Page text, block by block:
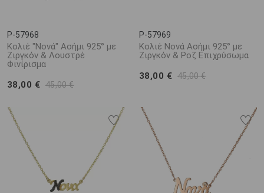
P-57968
Κολιέ "Νονά" Ασήμι 925° με
Ζιργκόν & Λουστρέ
Φινίρισμα
38,00 € 45,00 €
P-57969
Κολιέ Νονά Ασήμι 925° με
Ζιργκόν & Ροζ Επιχρύσωμα
38,00 € 45,00 €